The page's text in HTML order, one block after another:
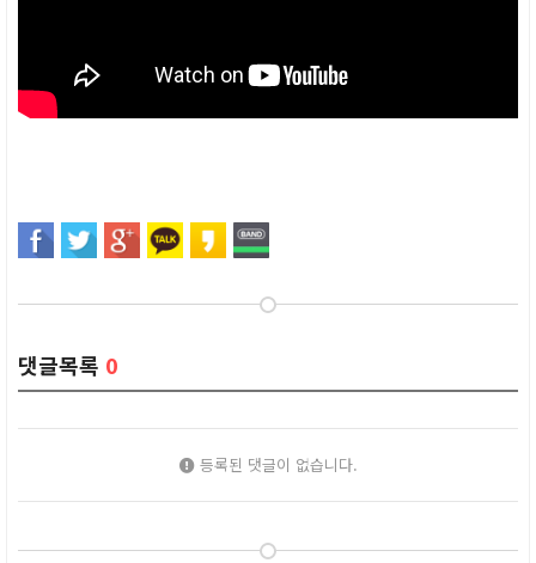
댓글목록 0
등록된 댓글이 없습니다.